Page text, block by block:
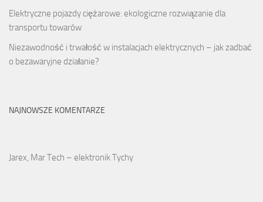
Elektryczne pojazdy ciężarowe: ekologiczne rozwiązanie dla
transportu towarów
Niezawodność i trwałość w instalacjach elektrycznych – jak zadbać
o bezawaryjne działanie?
NAJNOWSZE KOMENTARZE
Jarex, Mar Tech – elektronik Tychy